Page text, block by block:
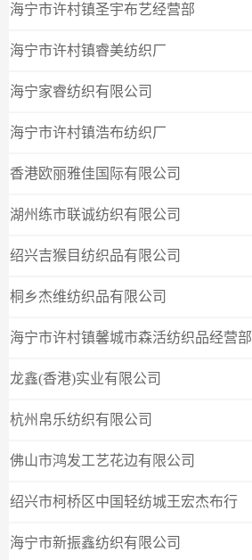
海宁市许村镇圣宇布艺经营部
海宁市许村镇睿美纺织厂
海宁家睿纺织有限公司
海宁市许村镇浩布纺织厂
香港欧丽雅佳国际有限公司
湖州练市联诚纺织有限公司
绍兴吉猴目纺织品有限公司
桐乡杰维纺织品有限公司
海宁市许村镇馨城市森活纺织品经营部
龙鑫(香港)实业有限公司
杭州帛乐纺织有限公司
佛山市鸿发工艺花边有限公司
绍兴市柯桥区中国轻纺城王宏杰布行
海宁市新振鑫纺织有限公司